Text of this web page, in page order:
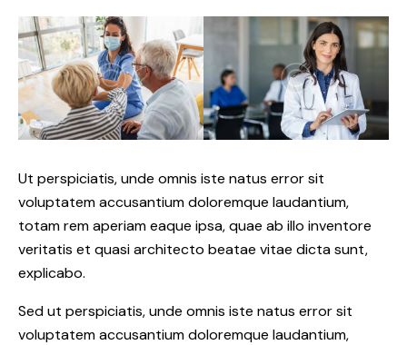
Ut perspiciatis, unde omnis iste natus error sit
voluptatem accusantium doloremque laudantium,
totam rem aperiam eaque ipsa, quae ab illo inventore
veritatis et quasi architecto beatae vitae dicta sunt,
explicabo.
Sed ut perspiciatis, unde omnis iste natus error sit
voluptatem accusantium doloremque laudantium,